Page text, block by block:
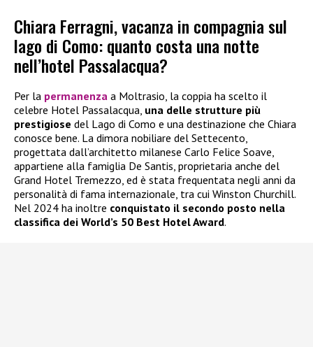
Chiara Ferragni, vacanza in compagnia sul
lago di Como: quanto costa una notte
nell’hotel Passalacqua?
Per la permanenza a Moltrasio, la coppia ha scelto il
celebre Hotel Passalacqua, una delle strutture più
prestigiose del Lago di Como e una destinazione che Chiara
conosce bene. La dimora nobiliare del Settecento,
progettata dall’architetto milanese Carlo Felice Soave,
appartiene alla famiglia De Santis, proprietaria anche del
Grand Hotel Tremezzo, ed è stata frequentata negli anni da
personalità di fama internazionale, tra cui Winston Churchill.
Nel 2024 ha inoltre conquistato il secondo posto nella
classifica dei World’s 50 Best Hotel Award.